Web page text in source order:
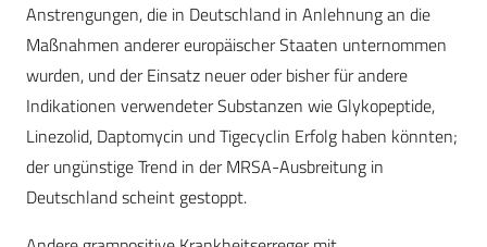
Anstrengungen, die in Deutschland in Anlehnung an die
Maßnahmen anderer europäischer Staaten unternommen
wurden, und der Einsatz neuer oder bisher für andere
Indikationen verwendeter Substanzen wie Glykopeptide,
Linezolid, Daptomycin und Tigecyclin Erfolg haben könnten;
der ungünstige Trend in der MRSA-Ausbreitung in
Deutschland scheint gestoppt.